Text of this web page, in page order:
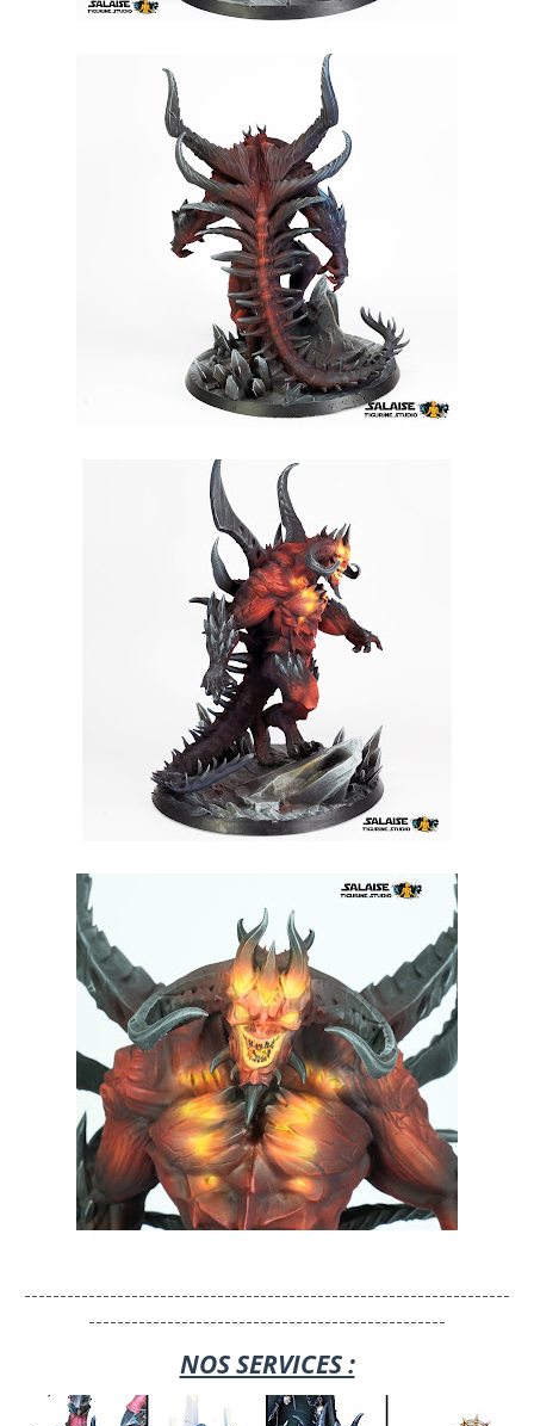
--------------------------------------------------------------------
--------------------------------------------------
NOS SERVICES :